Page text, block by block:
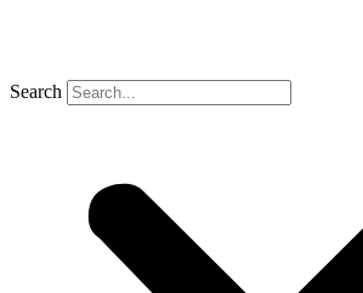
Search